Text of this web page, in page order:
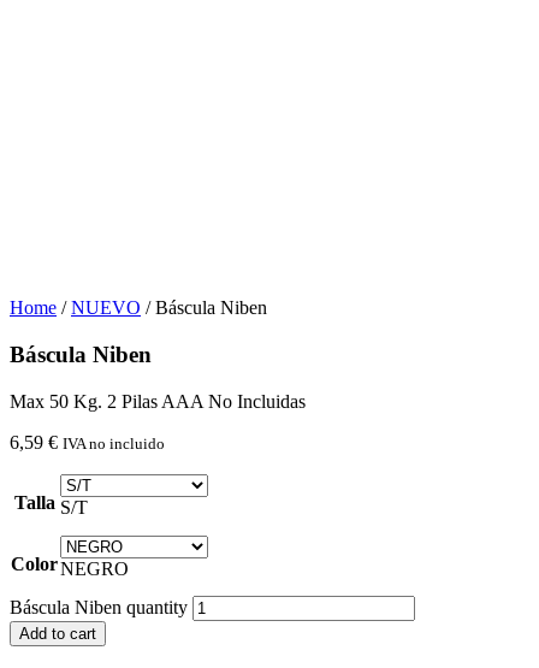
Home /NUEVO / Báscula Niben
Báscula Niben
Max 50 Kg. 2 Pilas AAA No Incluidas
6,59 € IVA no incluido
Talla S/T
ColorNEGRO
Báscula Niben quantity
Add to cart